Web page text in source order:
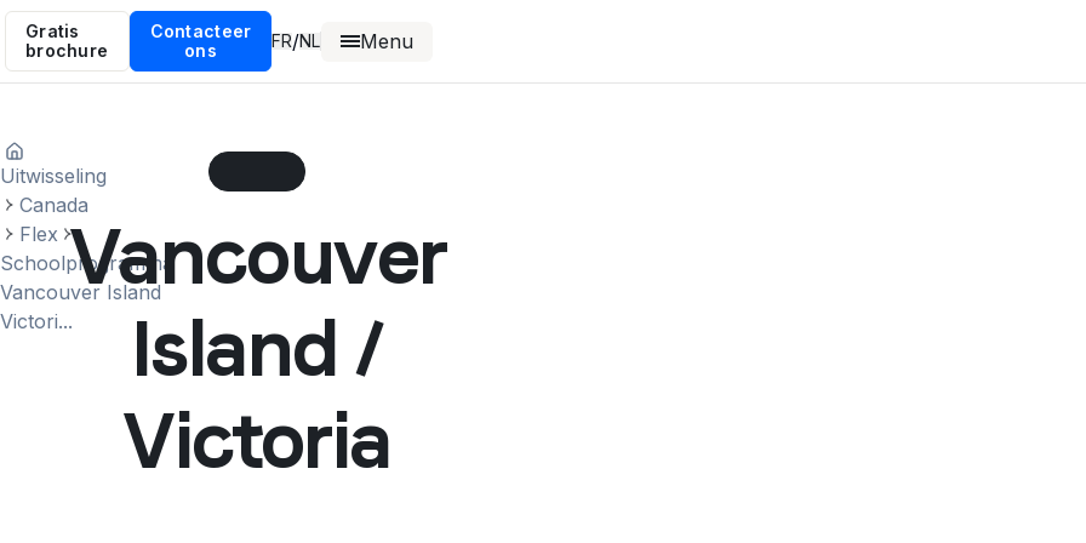
Gratis
brochure
Contacteer
ons
FR/NL Menu
Uitwisseling
Canada
Flex
Schoolprogramma
Vancouver Island
Victori...
Vancouver
Island /
Victoria